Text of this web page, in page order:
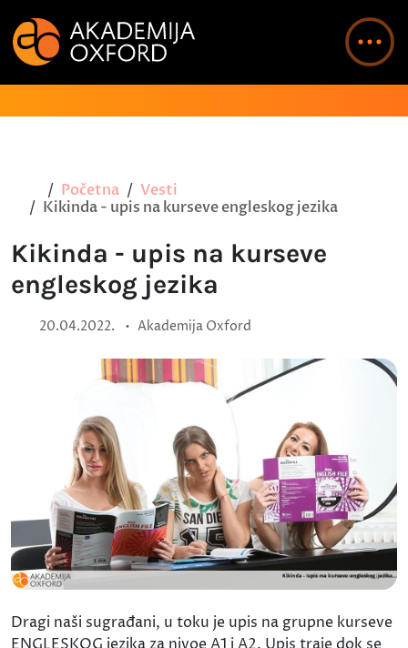
Početna
Vesti
Kikinda - upis na kurseve engleskog jezika
Kikinda - upis na kurseve
engleskog jezika
20.04.2022. • Akademija Oxford
Dragi naši sugrađani, u toku je upis na grupne kurseve